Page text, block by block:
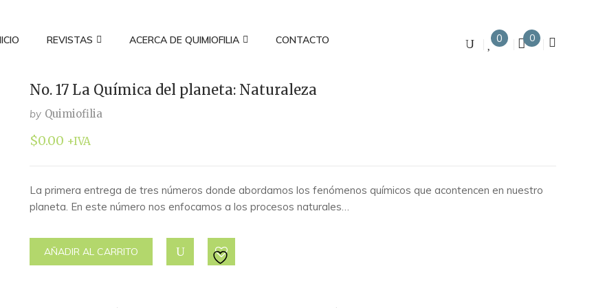
REVISTAS ACERCA DE QUIMIOFILIA CONTACTO 0 0
No. 17 La Química del planeta: Naturaleza
by Quimiofilia
$0.00 +IVA
La primera entrega de tres números donde abordamos los fenómenos químicos que acontencen en nuestro
planeta. En este número nos enfocamos a los procesos naturales…
AÑADIR AL CARRITO